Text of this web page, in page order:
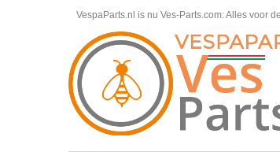
VespaParts.nl is nu Ves-Parts.com: Alles voor